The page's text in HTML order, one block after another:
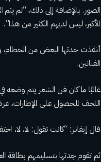
الصور. بالإضافة إلى ذلك، “لم يتم
الأكبر، ليس لديهم الكثير من هذا”.
أنقذت جدتها البعض من
الفنانين.
غالبًا ما كان فن الشعر يتم وضعه
التحف للحصول على الإطارات،
قال إيفانز: “كانت تقول: لا، لا،
ثم تقوم جدتها بتسليمهم بطاقة